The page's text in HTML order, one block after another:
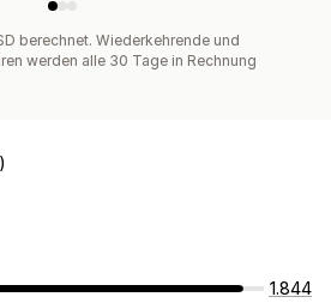
berechnet. Wiederkehrende und
werden alle 30 Tage in Rechnung
1.844